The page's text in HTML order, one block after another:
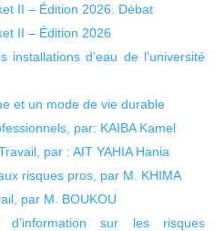
II – Édition 2026. Débat
II – Édition 2026
installations d’eau de l’université
et un mode de vie durable
par: KAIBA Kamel
par : AIT YAHIA Hania
risques pros, par M. KHIMA
par M. BOUKOU
sur les risques